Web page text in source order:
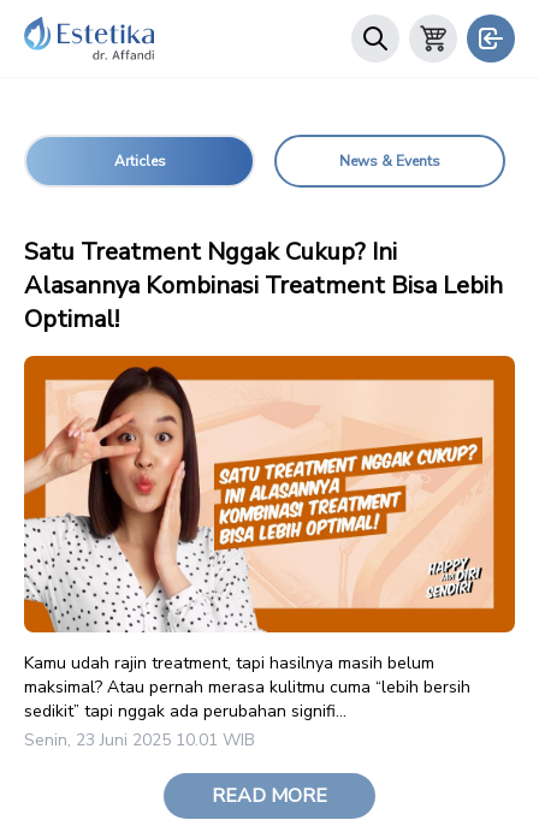
Articles News & Events
Satu Treatment Nggak Cukup? Ini
Alasannya Kombinasi Treatment Bisa Lebih
Optimal!
Kamu udah rajin treatment, tapi hasilnya masih belum
maksimal? Atau pernah merasa kulitmu cuma “lebih bersih
sedikit” tapi nggak ada perubahan signifi...
Senin, 23 Juni 2025 10.01 WIB
READ MORE